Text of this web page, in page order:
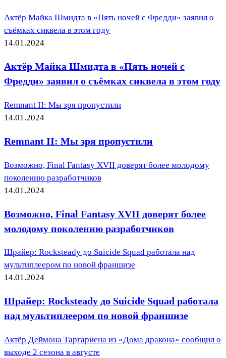
Актёр Майка Шмидта в «Пять ночей с Фредди» заявил о
съёмках сиквела в этом году
14.01.2024
Актёр Майка Шмидта в «Пять ночей с
Фредди» заявил о съёмках сиквела в этом году
Remnant II: Мы зря пропустили
14.01.2024
Remnant II: Мы зря пропустили
Возможно, Final Fantasy XVII доверят более молодому
поколению разработчиков
14.01.2024
Возможно, Final Fantasy XVII доверят более
молодому поколению разработчиков
Шрайер: Rocksteady до Suicide Squad работала над
мультиплеером по новой франшизе
14.01.2024
Шрайер: Rocksteady до Suicide Squad работала
над мультиплеером по новой франшизе
Актёр Деймона Таргариена из «Дома дракона» сообщил о
выходе 2 сезона в августе